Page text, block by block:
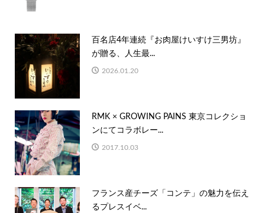
百名店4年連続『お肉屋けいすけ三男坊』
が贈る、人生最...
2026.01.20
RMK × GROWING PAINS 東京コレクショ
ンにてコラボレー...
2017.10.03
フランス産チーズ「コンテ」の魅力を伝え
るプレスイベ...